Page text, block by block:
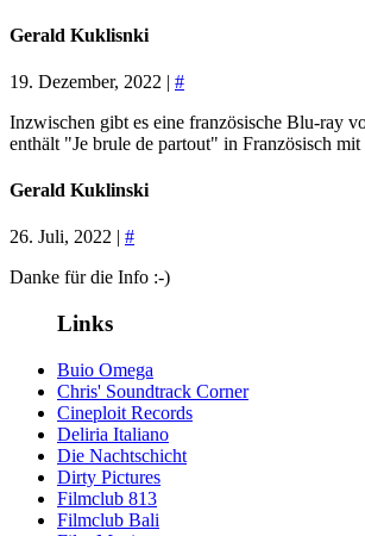
Gerald Kuklisnki
19. Dezember, 2022 | #
Inzwischen gibt es eine französische Blu-ray
enthält "Je brule de partout" in Französisch mit
Gerald Kuklinski
26. Juli, 2022 | #
Danke für die Info :-)
Links
Buio Omega
Chris' Soundtrack Corner
Cineploit Records
Deliria Italiano
Die Nachtschicht
Dirty Pictures
Filmclub 813
Filmclub Bali